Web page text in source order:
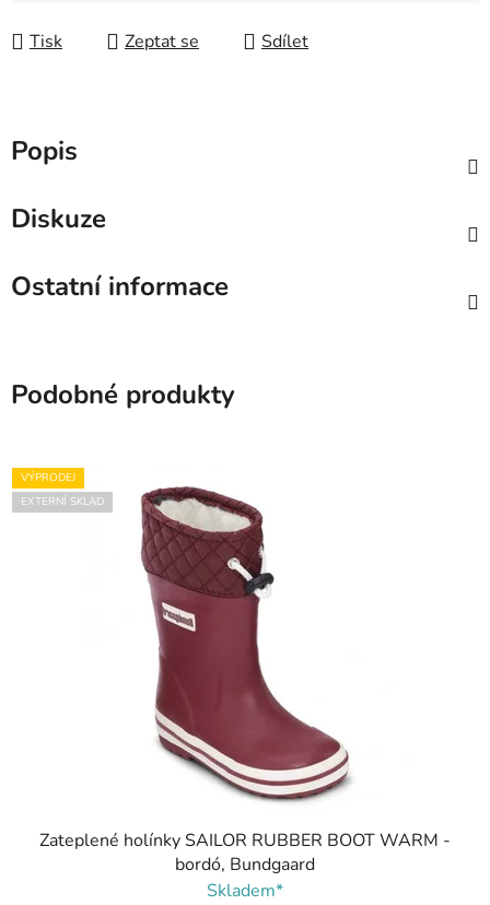
Tisk Zeptat se Sdílet
Popis
Diskuze
Ostatní informace
Podobné produkty
VÝPRODEJ
EXTERNÍ SKLAD
Zateplené holínky SAILOR RUBBER BOOT WARM -
bordó, Bundgaard
Skladem*